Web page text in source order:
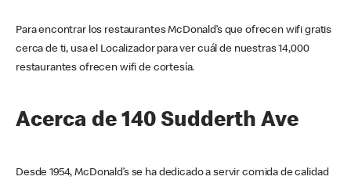
Para encontrar los restaurantes McDonald’s que ofrecen wifi gratis
cerca de ti, usa el Localizador para ver cuál de nuestras 14,000
restaurantes ofrecen wifi de cortesía.
Acerca de 140 Sudderth Ave
Desde 1954, McDonald’s se ha dedicado a servir comida de calidad